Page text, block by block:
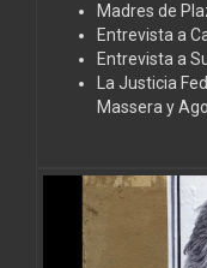
Madres de
Entrevista a
Entrevista a
La Justicia
Massera y